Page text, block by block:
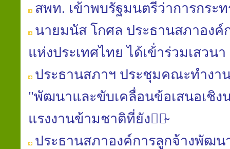
สพท. เข้าพบรัฐมนตรีว่าการกระท
นาย​มนัส​ โกศล​ ประธาน​สภา​องค์
แห่ง​ประเทศไทย​ ได้เข้่าร่วมเสวนา
ประธานสภาฯ ประชุมคณะทำ​งา
"พัฒนา​และ​ขับเคลื่อน​ข้อเสนอ​เชิง​
แรงงาน​ข้ามชาติ​ที่​ยัง​มิ̴
ประธาน​สภา​องค์การ​ลูกจ้าง​พัฒน